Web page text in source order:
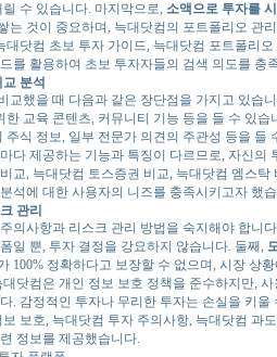
수 있습니다. 마지막으로, 소액으로 투자를
는 것이 중요하며, 늑대닷컴의 포트폴리오 관
대닷컴 초보 투자 가이드, 늑대닷컴 포트폴리
를 활용하여 초보 투자자들의 검색 의도를 충
분석
교했을 때 다음과 같은 장단점을 가지고 있습
한 교육 콘텐츠, 커뮤니티 기능 등을 들 수 있습
주식 정보, 일부 전문가 의견의 주관성 등을 들
다 제공하는 기능과 특징이 다르므로, 자신의
교, 늑대닷컴 토스증권 비교, 늑대닷컴 엠스
석에 대한 사용자의 니즈를 충족시키고자 했
관리
의사항과 리스크 관리 방법을 숙지해야 합니
일 뿐, 투자 결정을 강요하지 않습니다. 둘째,
100% 정확하다고 보장할 수 없으며, 시장 상
닷컴은 개인 정보 보호 정책을 준수하지만,
. 감정적인 투자나 무리한 투자는 손실을 키
보호, 늑대닷컴 투자 주의사항, 늑대닷컴 과
정보를 제공했습니다.